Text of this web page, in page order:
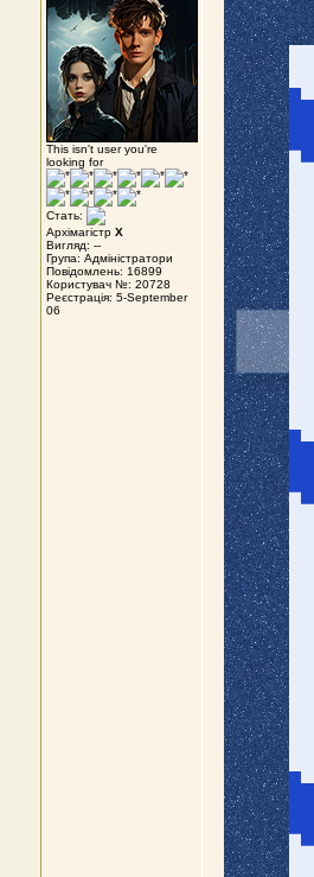
This isn't user you're
looking for
Стать:
Архімагістр X
Вигляд: --
Група: Адміністратори
Повідомлень: 16899
Користувач №: 20728
Реєстрація: 5-September
06